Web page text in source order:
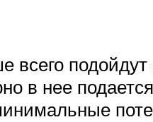
всего
в нее